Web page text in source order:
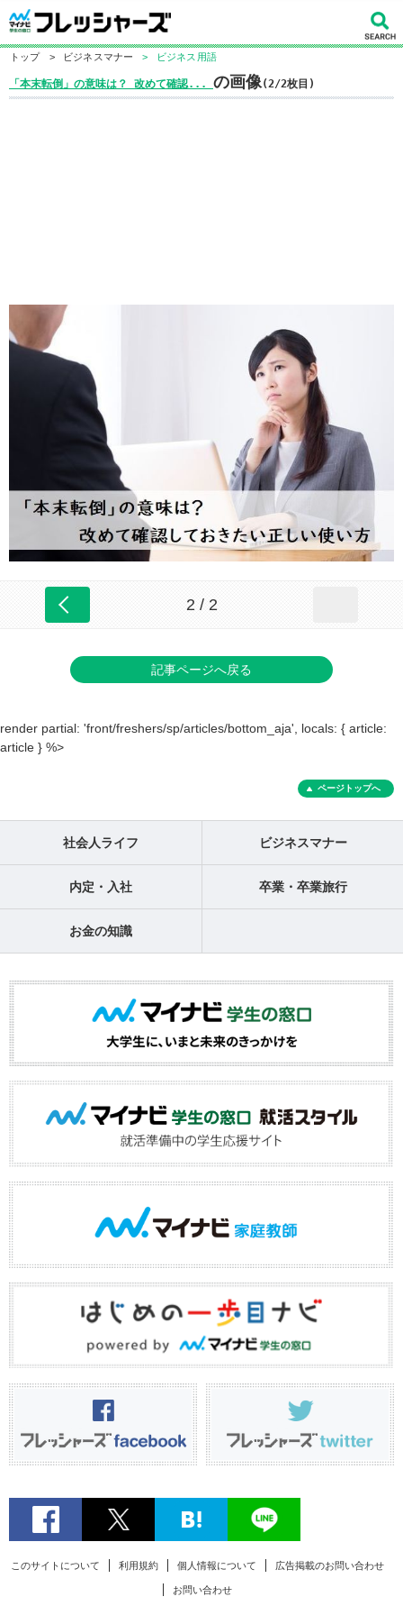
トップ > ビジネスマナー > ビジネス用語
「本末転倒」の意味は？ 改めて確認... の画像(2/2枚目)
2 / 2
記事ページへ戻る
render partial: 'front/freshers/sp/articles/bottom_aja', locals: { article:
article } %>
ページトップへ
社会人ライフ ビジネスマナー
内定・入社 卒業・卒業旅行
お金の知識
このサイトについて 利用規約 個人情報について 広告掲載のお問い合わせ
お問い合わせ